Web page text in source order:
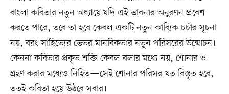
বাংলা কবিতার নতুন অধ্যায়ে যদি এই ভাবনার অনুরণন প্রবেশ
করতে পারে, তবে তা হবে কেবল একটি নতুন কাব্যিক চর্চার সূচনা
নয়, বরং সাহিত্যের ভেতর মানবিকতার নতুন পরিসরের উন্মোচন।
কেননা কবিতার প্রকৃত শক্তি কেবল বলার মধ্যে নয়, শোনার ও
গ্রহণ করার মধ্যেও নিহিত—সেই শোনার পরিসর যত বিস্তৃত হবে,
ততই কবিতা হয়ে উঠবে সবার।